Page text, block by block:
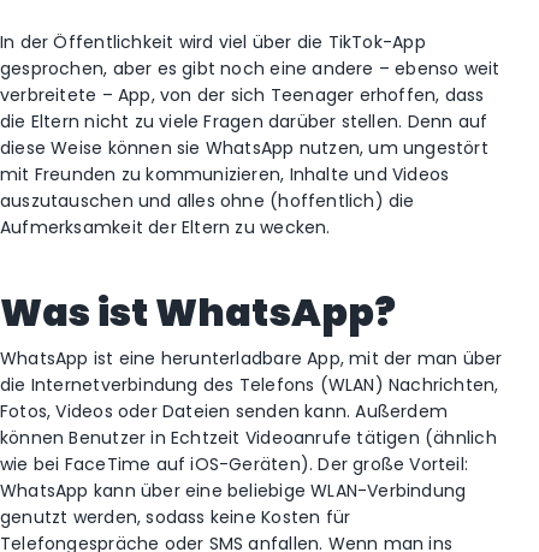
In der Öffentlichkeit wird viel über die TikTok-App
gesprochen, aber es gibt noch eine andere – ebenso weit
verbreitete – App, von der sich Teenager erhoffen, dass
die Eltern nicht zu viele Fragen darüber stellen. Denn auf
diese Weise können sie WhatsApp nutzen, um ungestört
mit Freunden zu kommunizieren, Inhalte und Videos
auszutauschen und alles ohne (hoffentlich) die
Aufmerksamkeit der Eltern zu wecken.
Was ist WhatsApp?
WhatsApp ist eine herunterladbare App, mit der man über
die Internetverbindung des Telefons (WLAN) Nachrichten,
Fotos, Videos oder Dateien senden kann. Außerdem
können Benutzer in Echtzeit Videoanrufe tätigen (ähnlich
wie bei FaceTime auf iOS-Geräten). Der große Vorteil:
WhatsApp kann über eine beliebige WLAN-Verbindung
genutzt werden, sodass keine Kosten für
Telefongespräche oder SMS anfallen. Wenn man ins